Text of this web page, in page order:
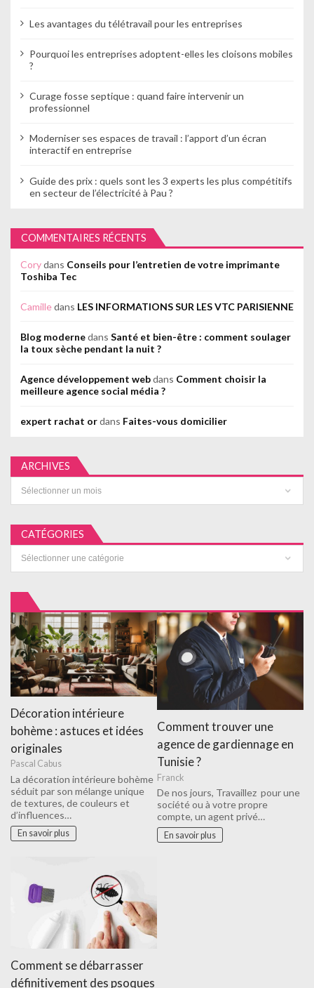
Les avantages du télétravail pour les entreprises
Pourquoi les entreprises adoptent-elles les cloisons mobiles
?
Curage fosse septique : quand faire intervenir un
professionnel
Moderniser ses espaces de travail : l’apport d’un écran
interactif en entreprise
Guide des prix : quels sont les 3 experts les plus compétitifs
en secteur de l’électricité à Pau ?
COMMENTAIRES RÉCENTS
Corydans Conseils pour l’entretien de votre imprimante
Toshiba Tec
Camilledans LES INFORMATIONS SUR LES VTC PARISIENNE
Blog modernedans Santé et bien-être : comment soulager
la toux sèche pendant la nuit ?
Agence développement webdans Comment choisir la
meilleure agence social média ?
expert rachat ordans Faites-vous domicilier
ARCHIVES
CATÉGORIES
Décoration intérieure
bohème : astuces et idées
originales
Pascal Cabus
La décoration intérieure bohème
séduit par son mélange unique
de textures, de couleurs et
d’influences…
En savoir plus
Comment trouver une
agence de gardiennage en
Tunisie ?
Franck
De nos jours, Travaillez pour une
société ou à votre propre
compte, un agent privé…
En savoir plus
Comment se débarrasser
définitivement des psoques